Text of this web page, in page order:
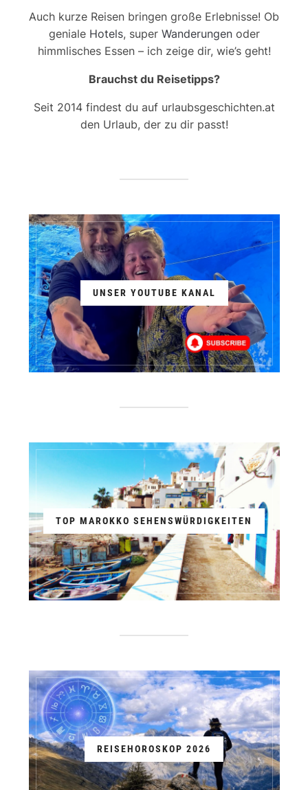
Auch kurze Reisen bringen große Erlebnisse! Ob
geniale Hotels, super Wanderungenoder
himmlisches Essen – ich zeige dir, wie’s geht!
Brauchst du Reisetipps?
Seit 2014 findest du auf urlaubsgeschichten.at
den Urlaub, der zu dir passt!
UNSER YOUTUBE KANAL
TOP MAROKKO SEHENSWÜRDIGKEITEN
REISEHOROSKOP 2026